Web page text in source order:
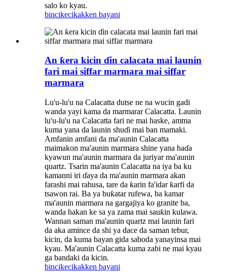
salo ko kyau.
bincikecikakken bayani
An ƙera kicin ɗin calacata mai launin
fari mai siffar marmara mai siffar
marmara
Lu'u-lu'u na Calacatta dutse ne na wucin gadi
wanda yayi kama da marmarar Calacatta. Launin
lu'u-lu'u na Calacatta fari ne mai haske, amma
kuma yana da launin shuɗi mai ban mamaki.
Amfanin amfani da ma'aunin Calacatta
maimakon ma'aunin marmara shine yana haɗa
kyawun ma'aunin marmara da juriyar ma'aunin
quartz. Tsarin ma'aunin Calacatta na iya ba ku
kamanni iri ɗaya da ma'aunin marmara akan
farashi mai rahusa, tare da ƙarin fa'idar ƙarfi da
tsawon rai. Ba ya buƙatar rufewa, ba kamar
ma'aunin marmara na gargajiya ko granite ba,
wanda hakan ke sa ya zama mai sauƙin kulawa.
Wannan saman ma'aunin quartz mai launin fari
da aka amince da shi ya dace da saman tebur,
kicin, da kuma bayan gida saboda yanayinsa mai
kyau. Ma'aunin Calacatta kuma zaɓi ne mai kyau
ga bandaki da kicin.
bincikecikakken bayani